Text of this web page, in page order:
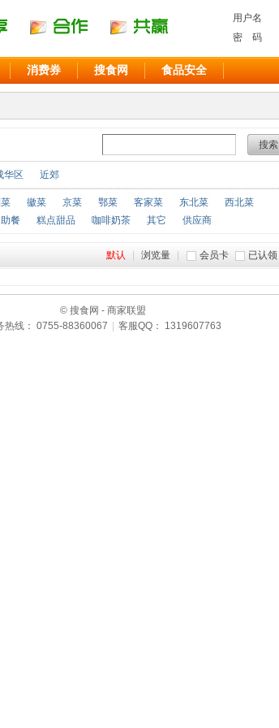
用户名
密 码
消费券 搜食网 食品安全
搜索
华区 近郊
徽菜 京菜 鄂菜 客家菜 东北菜
西北菜
餐 糕点甜品 咖啡奶茶 其它 供应商
会员卡 已认领
默认 浏览量
© 搜食网 - 商家联盟
热线： 0755-88360067
客服QQ： 1319607763